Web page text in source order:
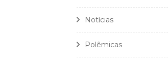
Notícias
Polêmicas